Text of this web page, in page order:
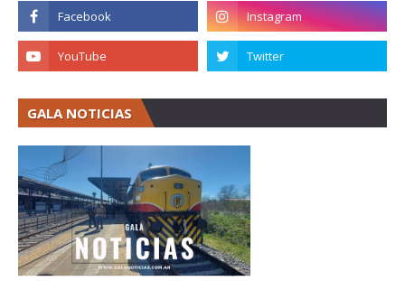
GALA NOTICIAS